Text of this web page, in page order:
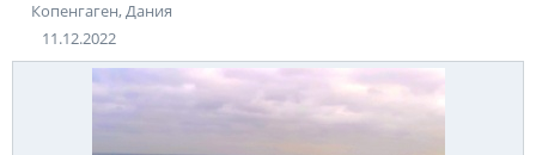
Копенгаген, Дания
11.12.2022